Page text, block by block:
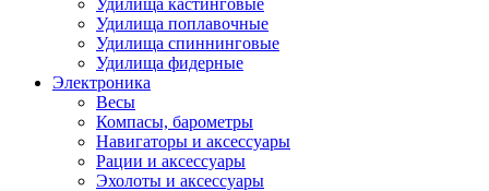
Удилища кастинговые
Удилища поплавочные
Удилища спиннинговые
Удилища фидерные
Электроника
Весы
Компасы, барометры
Навигаторы и аксессуары
Рации и аксессуары
Эхолоты и аксессуары